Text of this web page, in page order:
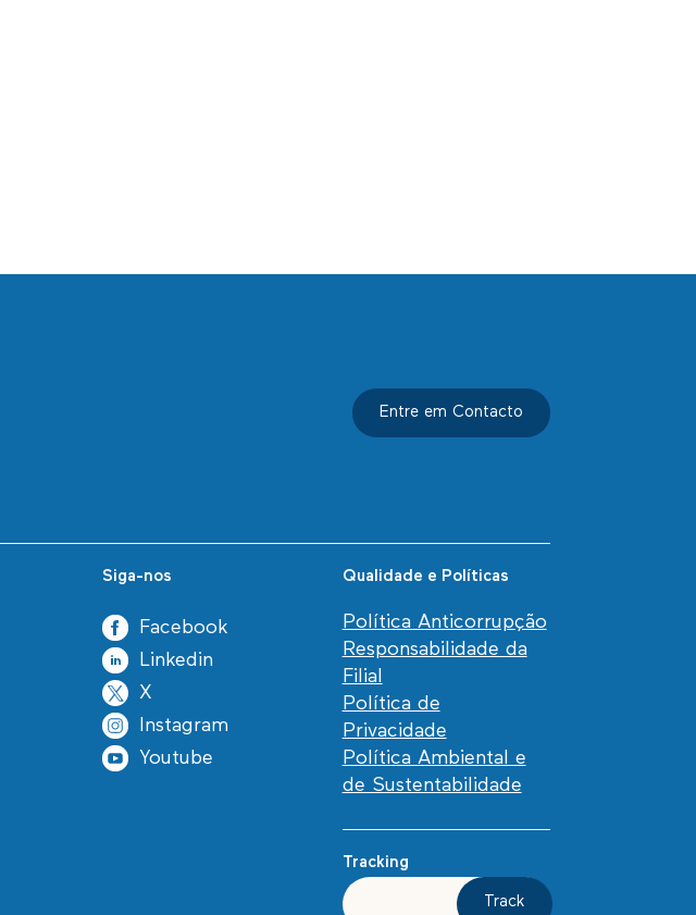
Entre em Contacto
Siga-nos
Facebook
Linkedin
X
Instagram
Youtube
Qualidade e Políticas
Política Anticorrupção
Responsabilidade da
Filial
Política de
Privacidade
Política Ambiental e
de Sustentabilidade
Tracking
Track